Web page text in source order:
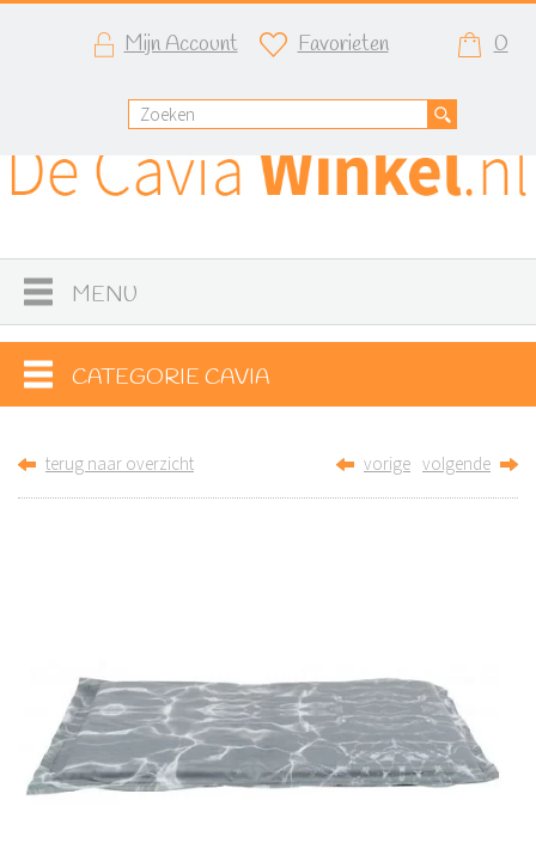
Mijn Account Favorieten 0
MENU
CATEGORIE CAVIA
terug naar overzicht vorige volgende